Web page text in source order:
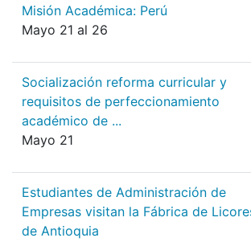
Misión Académica: Perú
Mayo 21 al 26
Socialización reforma curricular y
requisitos de perfeccionamiento
académico de ...
Mayo 21
Estudiantes de Administración de
Empresas visitan la Fábrica de
de Antioquia